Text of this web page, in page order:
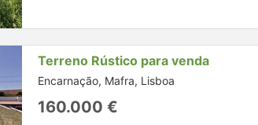
Terreno Rústico para venda
Encarnação, Mafra, Lisboa
160.000 €